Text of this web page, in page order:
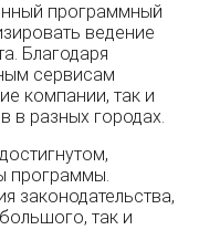
программный
ведение
Благодаря
сервисам
компании, так и
в разных городах.
программы.
законодательства,
так и